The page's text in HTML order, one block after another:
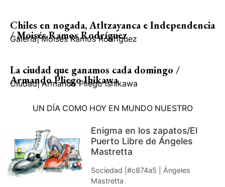
Chiles en nogada, Atltzayanca e Independencia
/ Moisés Ramos Rodríguez
Galería| Moisés Ramos Rodríguez
La ciudad que ganamos cada domingo /
Armando Pliego Ihikawa
Ciudad| Armando Pliego Ishikawa
UN DÍA COMO HOY EN MUNDO NUESTRO
Enigma en los zapatos/El
Puerto Libre de Ángeles
Mastretta
Sociedad |#c874a5 | Ángeles
Mastretta